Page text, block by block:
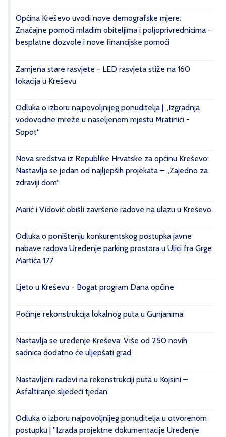
Općina Kreševo uvodi nove demografske mjere:
Značajne pomoći mladim obiteljima i poljoprivrednicima -
besplatne dozvole i nove financijske pomoći
Zamjena stare rasvjete - LED rasvjeta stiže na 160
lokacija u Kreševu
Odluka o izboru najpovoljnijeg ponuditelja | „Izgradnja
vodovodne mreže u naseljenom mjestu Mratinići -
Sopot“
Nova sredstva iz Republike Hrvatske za općinu Kreševo:
Nastavlja se jedan od najljepših projekata – „Zajedno za
zdraviji dom“
Marić i Vidović obišli završene radove na ulazu u Kreševo
Odluka o poništenju konkurentskog postupka javne
nabave radova Uređenje parking prostora u Ulici fra Grge
Martića 177
Ljeto u Kreševu - Bogat program Dana općine
Počinje rekonstrukcija lokalnog puta u Gunjanima
Nastavlja se uređenje Kreševa: Više od 250 novih
sadnica dodatno će uljepšati grad
Nastavljeni radovi na rekonstrukciji puta u Kojsini –
Asfaltiranje sljedeći tjedan
Odluka o izboru najpovoljnijeg ponuditelja u otvorenom
postupku | ''Izrada projektne dokumentacije Uređenje